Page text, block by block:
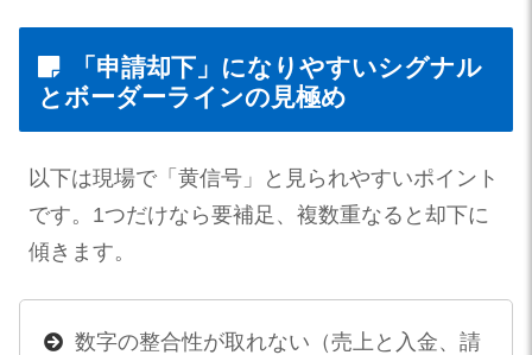
「申請却下」になりやすいシグナル
とボーダーラインの見極め
以下は現場で「黄信号」と見られやすいポイント
です。1つだけなら要補足、複数重なると却下に
傾きます。
数字の整合性が取れない（売上と入金、請